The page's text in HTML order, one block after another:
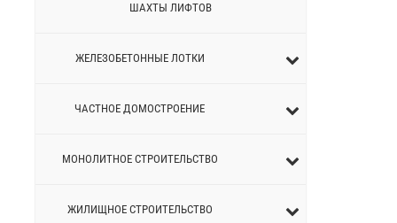
ШАХТЫ ЛИФТОВ
ЖЕЛЕЗОБЕТОННЫЕ ЛОТКИ
ЧАСТНОЕ ДОМОСТРОЕНИЕ
МОНОЛИТНОЕ СТРОИТЕЛЬСТВО
ЖИЛИЩНОЕ СТРОИТЕЛЬСТВО